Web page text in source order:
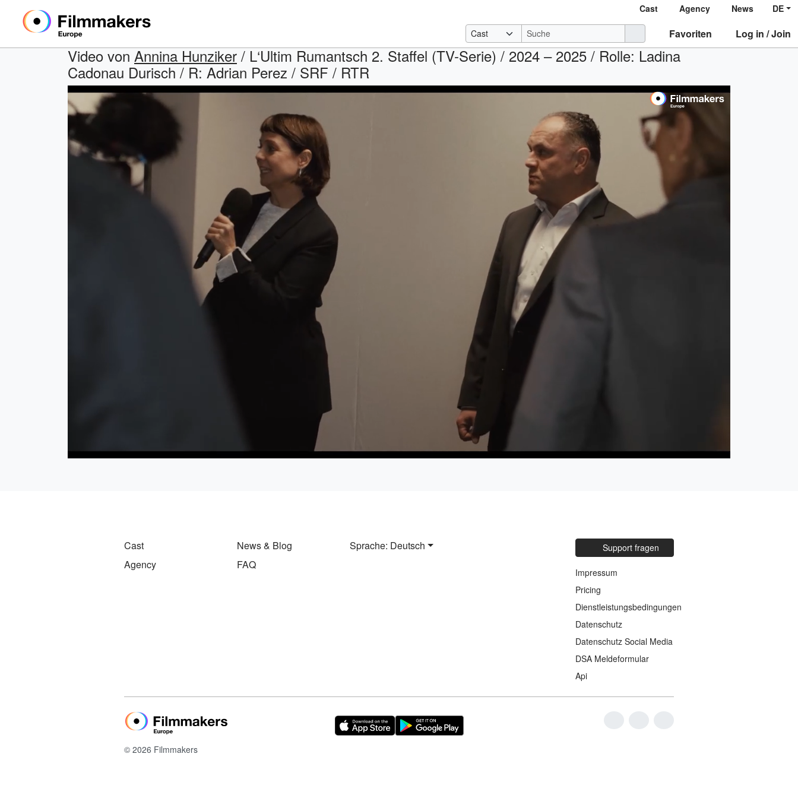
Cast Agency News DE
Favoriten Log in / Join
Video von Annina Hunziker / L‘Ultim Rumantsch 2. Staffel (TV-Serie) / 2024 – 2025 / Rolle: Ladina
Cadonau Durisch / R: Adrian Perez / SRF / RTR
ein
14.09%
quality
Cast
Agency
News & Blog
FAQ
Sprache: Deutsch Support fragen
Impressum
Pricing
Dienstleistungsbedingungen
Datenschutz
Datenschutz Social Media
DSA Meldeformular
Api
© 2026 Filmmakers